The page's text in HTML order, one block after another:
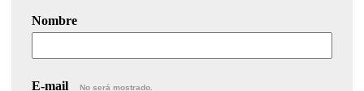
Nombre
E-mail No será mostrado.